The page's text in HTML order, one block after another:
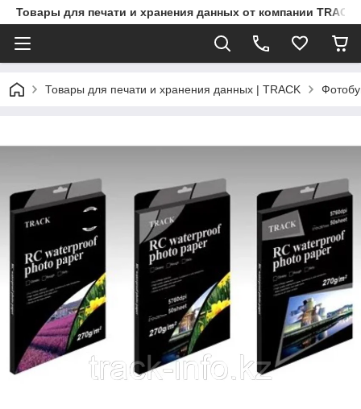
Товары для печати и хранения данных от компании TRACK
Товары для печати и хранения данных | TRACK